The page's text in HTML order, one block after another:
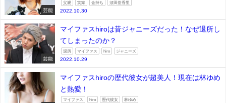
芸能
父親 実家 金持ち 須田亜香里
2022.10.30
芸能
マイファスhiroは昔ジャニーズだった！なぜ退所し
てしまったのか？
退所 マイファス hiro ジャニーズ
2022.10.29
マイファスhiroの歴代彼女が超美人！現在は林ゆめ
と熱愛！
マイファス hiro 歴代彼女 林ゆめ